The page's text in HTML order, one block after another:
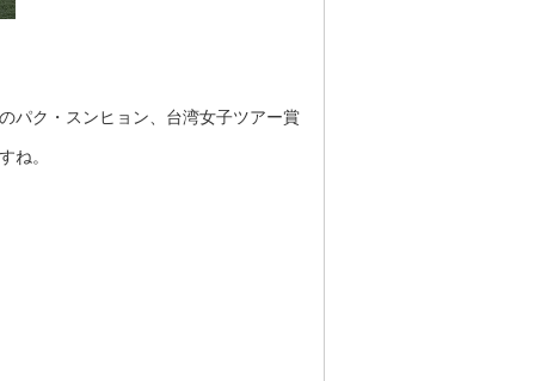
パク・スンヒョン、台湾女子ツアー賞
ね。